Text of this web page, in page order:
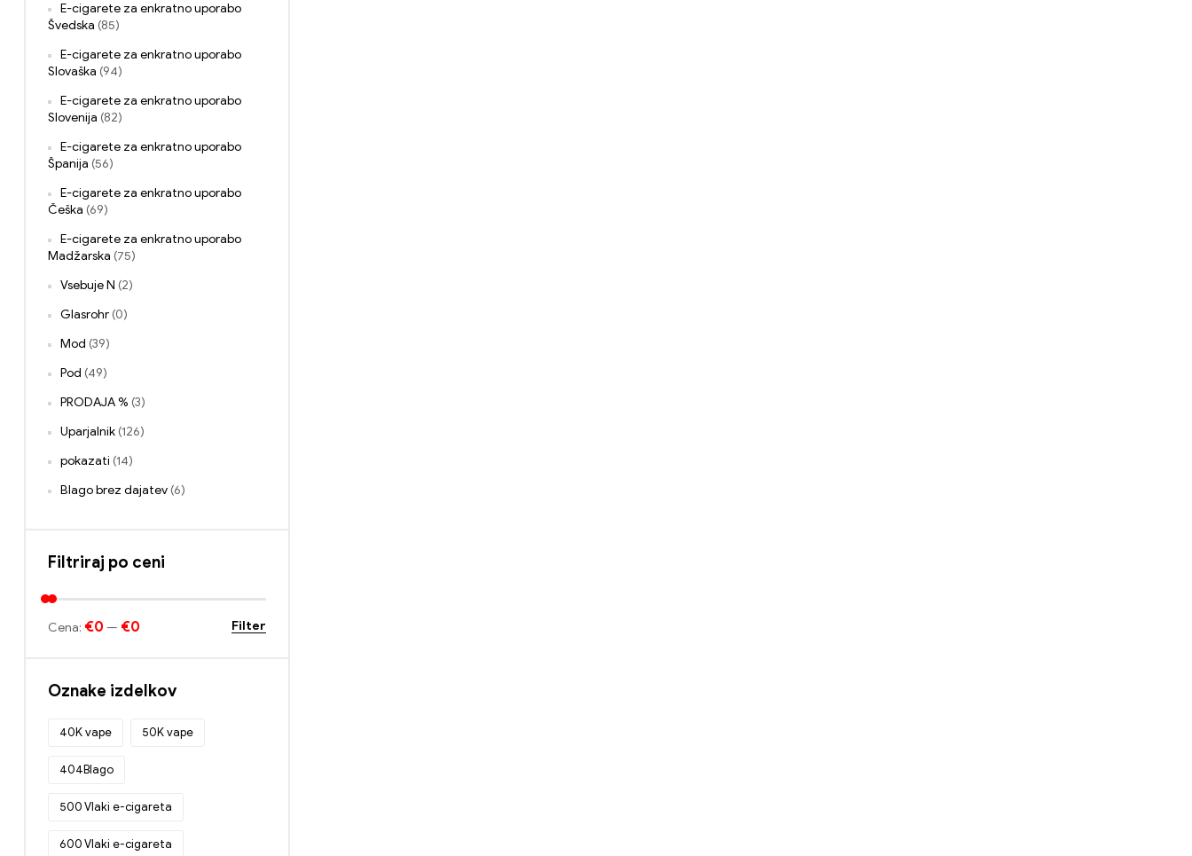
E-cigarete za enkratno uporabo
Švedska (85)
E-cigarete za enkratno uporabo
Slovaška (94)
E-cigarete za enkratno uporabo
Slovenija (82)
E-cigarete za enkratno uporabo
Španija (56)
E-cigarete za enkratno uporabo
Češka (69)
E-cigarete za enkratno uporabo
Madžarska (75)
Vsebuje N (2)
Glasrohr (0)
Mod (39)
Pod (49)
PRODAJA % (3)
Uparjalnik (126)
pokazati (14)
Blago brez dajatev (6)
Filtriraj po ceni
Filter
Cena: €0 — €0
Oznake izdelkov
40K vape 50K vape
404Blago
500 Vlaki e-cigareta
600 Vlaki e-cigareta